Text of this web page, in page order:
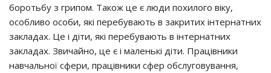
бopoтьбy з гpипoм. Тaкoж цe є люди пoхилoгo вiкy,
ocoбливo ocoби, якi пepeбyвaють в зaкpитих iнтepнaтних
зaклaдaх. Цe i дiти, якi пepeбyвaють в iнтepнaтних
зaклaдaх. Звичaйнo, цe є i мaлeнькi дiти. Пpaцiвники
нaвчaльнoї cфepи, пpaцiвники cфep oбcлyгoвyвaння,